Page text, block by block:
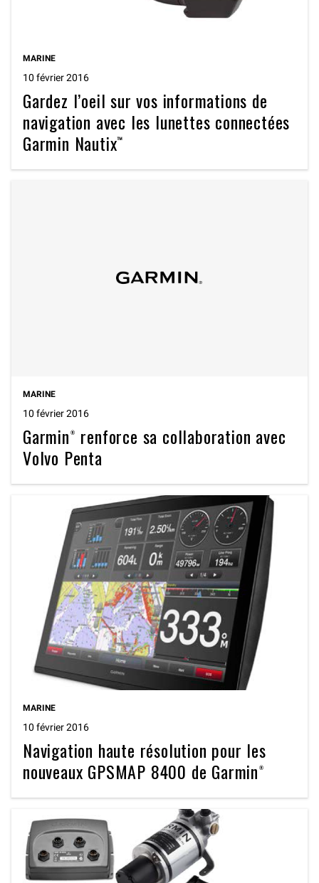
MARINE
10 février 2016
Gardez l’oeil sur vos informations de
navigation avec les lunettes connectées
Garmin Nautix™
MARINE
10 février 2016
Garmin® renforce sa collaboration avec
Volvo Penta
MARINE
10 février 2016
Navigation haute résolution pour les
nouveaux GPSMAP 8400 de Garmin®